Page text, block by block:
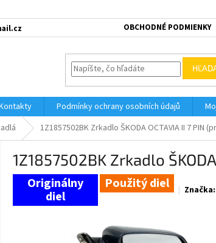
OBCHODNÉ PODMIENKY
Podmínky ochrany osobních údajů
1Z1857502BK Zrkadlo ŠKODA OCTAVIA II 7 PIN
1Z1857502BK Zrkadlo
Použitý diel Značka: